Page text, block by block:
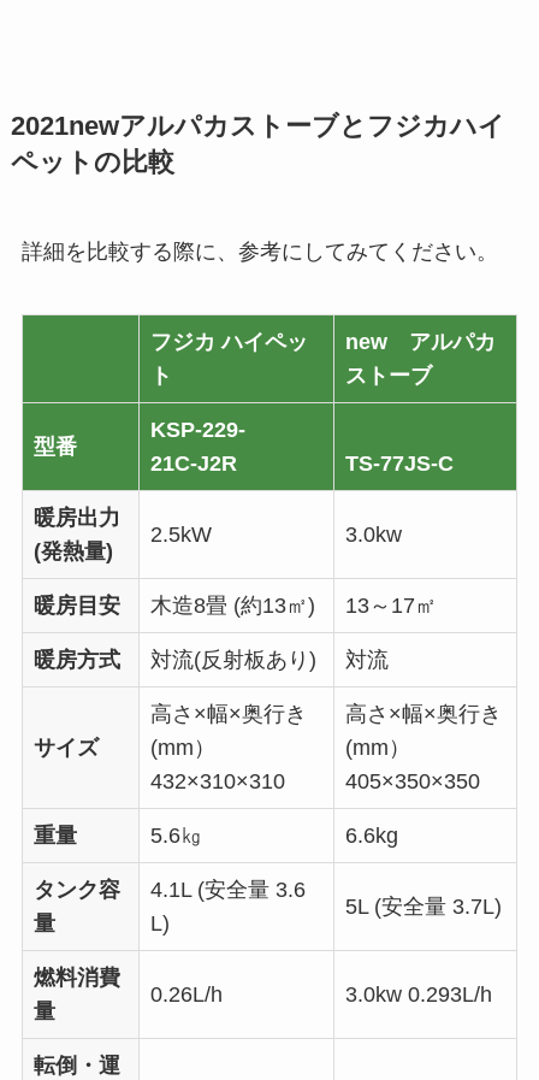
2021newアルパカストーブとフジカハイ
ペットの比較
詳細を比較する際に、参考にしてみてください。
フジカ ハイペッ
ト
new アルパカ
ストーブ
型番
KSP-229-
21C-J2R
TS-77JS-C
暖房出力
(発熱量)
2.5kW 3.0kw
暖房目安 木造8畳 (約13㎡) 13～17㎡
暖房方式 対流(反射板あり) 対流
サイズ
高さ×幅×奥行き
(mm ）
432×310×310
高さ×幅×奥行き
(mm ）
405×350×350
重量 5.6㎏ 6.6kg
タンク容
量
4.1L (安全量 3.6
L)
5L (安全量 3.7L)
燃料消費
量
0.26L/h 3.0kw 0.293L/h
転倒・運